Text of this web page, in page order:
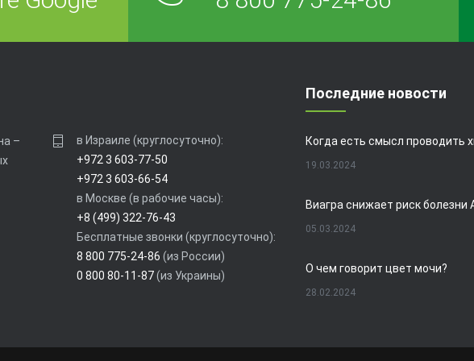
–
в Израиле (круглосуточно):
+972 3 603-77-50
+972 3 603-66-54
в Москве (в рабочие часы):
+8 (499) 322-76-43
Бесплатные звонки (круглосуточно):
8 800 775-24-86 (из России)
0 800 80-11-87(из Украины)
Последние новости
19.03.2024
05.03.2024
О чем говорит цвет мочи?
28.02.2024